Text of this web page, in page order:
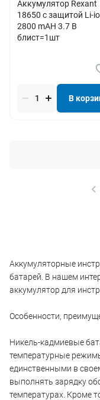
Аккумулятор Rexant
18650 с защитой Li-ion
2800 mAH 3.7 В
блист=1шт
В
Аккумуляторные
батарей. В нашем
аккумулятор для
Особенности,
Никель-кадмиевые
температурные
единственными в
выполнять зарядку
температурах. Кроме